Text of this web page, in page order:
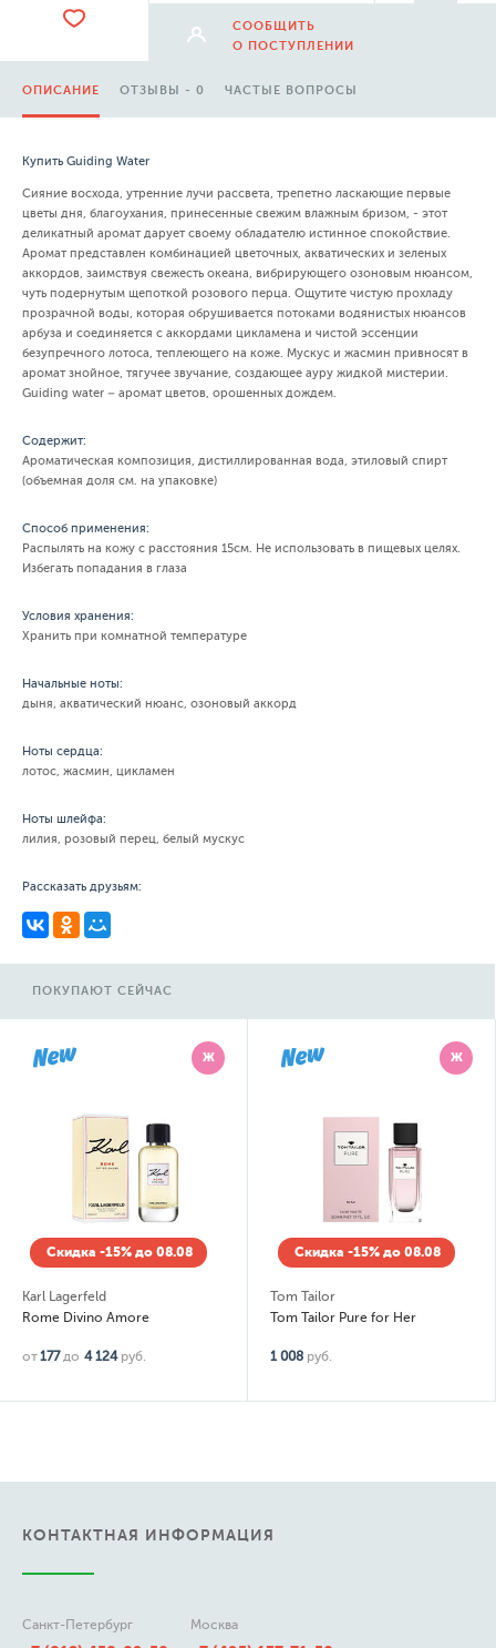
СООБЩИТЬ
О ПОСТУПЛЕНИИ
ОПИСАНИЕ ОТЗЫВЫ - 0 ЧАСТЫЕ ВОПРОСЫ
Купить Guiding Water
Cияние восхода, утренние лучи рассвета, трепетно ласкающие первые
цветы дня, благоухания, принесенные свежим влажным бризом, - этот
деликатный аромат дарует своему обладателю истинное спокойствие.
Аромат представлен комбинацией цветочных, акватических и зеленых
аккордов, заимствуя свежесть океана, вибрирующего озоновым нюансом,
чуть подернутым щепоткой розового перца. Ощутите чистую прохладу
прозрачной воды, которая обрушивается потоками водянистых нюансов
арбуза и соединяется с аккордами цикламена и чистой эссенции
безупречного лотоса, теплеющего на коже. Мускус и жасмин привносят в
аромат знойное, тягучее звучание, создающее ауру жидкой мистерии.
Guiding water – аромат цветов, орошенных дождем.
Содержит:
Ароматическая композиция, дистиллированная вода, этиловый спирт
(объемная доля см. на упаковке)
Способ применения:
Распылять на кожу с расстояния 15см. Не использовать в пищевых целях.
Избегать попадания в глаза
Условия хранения:
Хранить при комнатной температуре
Начальные ноты:
дыня, акватический нюанс, озоновый аккорд
Ноты сердца:
лотос, жасмин, цикламен
Ноты шлейфа:
лилия, розовый перец, белый мускус
Рассказать друзьям:
ПОКУПАЮТ СЕЙЧАС
Ж
Скидка -15% до 08.08
Karl Lagerfeld
Rome Divino Amore
от177 до 4 124 руб.
Ж
Скидка -15% до 08.08
Tom Tailor
Tom Tailor Pure for Her
1 008 руб.
КОНТАКТНАЯ ИНФОРМАЦИЯ
Санкт-Петербург Москва